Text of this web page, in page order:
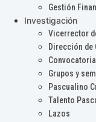
Gestión
Investigación
Vicerrector
Dirección de
Grupos y
Pascualino
Talento
Lazos